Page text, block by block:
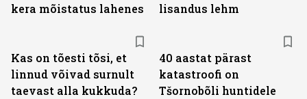
kera mõistatus lahenes
lisandus lehm
Kas on tõesti tõsi, et
linnud võivad surnult
taevast alla kukkuda?
40 aastat pärast
katastroofi on
Tšornobõli huntidele